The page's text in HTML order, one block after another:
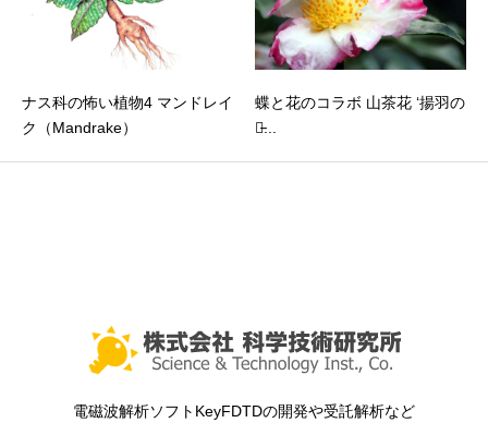
ナス科の怖い植物4 マンドレイ
ク（Mandrake）
蝶と花のコラボ 山茶花 ‘揚羽の
蝶̵...
電磁波解析ソフトKeyFDTDの開発や受託解析など